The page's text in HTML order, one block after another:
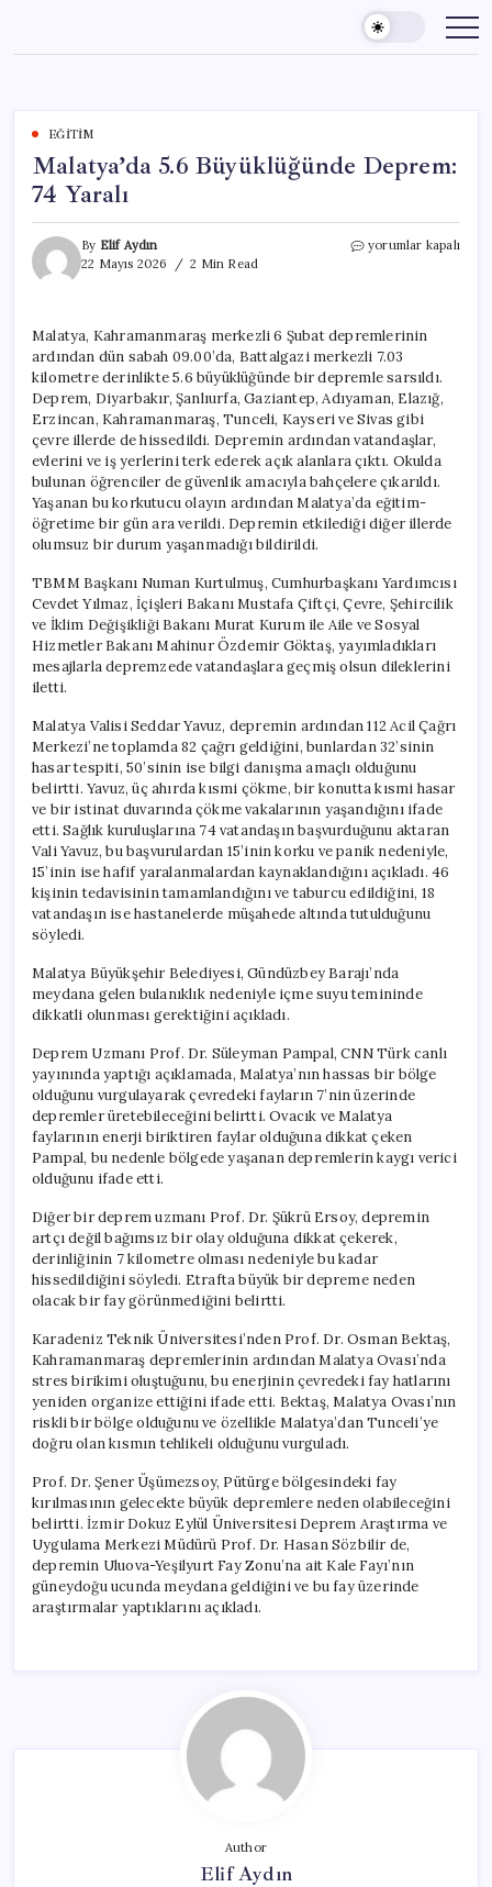
content
EĞITIM
Malatya’da 5.6 Büyüklüğünde Deprem:
74 Yaralı
By Elif Aydın
22 Mayıs 2026
2 Min Read
Malatya’da
Yaralı
için
yorumlar kapalı
Malatya, Kahramanmaraş merkezli 6 Şubat depremlerinin
ardından dün sabah 09.00’da, Battalgazi merkezli 7.03
kilometre derinlikte 5.6 büyüklüğünde bir depremle sarsıldı.
Deprem, Diyarbakır, Şanlıurfa, Gaziantep, Adıyaman, Elazığ,
Erzincan, Kahramanmaraş, Tunceli, Kayseri ve Sivas gibi
çevre illerde de hissedildi. Depremin ardından vatandaşlar,
evlerini ve iş yerlerini terk ederek açık alanlara çıktı. Okulda
bulunan öğrenciler de güvenlik amacıyla bahçelere çıkarıldı.
Yaşanan bu korkutucu olayın ardından Malatya’da eğitim-
öğretime bir gün ara verildi. Depremin etkilediği diğer illerde
olumsuz bir durum yaşanmadığı bildirildi.
TBMM Başkanı Numan Kurtulmuş, Cumhurbaşkanı Yardımcısı
Cevdet Yılmaz, İçişleri Bakanı Mustafa Çiftçi, Çevre, Şehircilik
ve İklim Değişikliği Bakanı Murat Kurum ile Aile ve Sosyal
Hizmetler Bakanı Mahinur Özdemir Göktaş, yayımladıkları
mesajlarla depremzede vatandaşlara geçmiş olsun dileklerini
iletti.
Malatya Valisi Seddar Yavuz, depremin ardından 112 Acil Çağrı
Merkezi’ne toplamda 82 çağrı geldiğini, bunlardan 32’sinin
hasar tespiti, 50’sinin ise bilgi danışma amaçlı olduğunu
belirtti. Yavuz, üç ahırda kısmi çökme, bir konutta kısmi hasar
ve bir istinat duvarında çökme vakalarının yaşandığını ifade
etti. Sağlık kuruluşlarına 74 vatandaşın başvurduğunu aktaran
Vali Yavuz, bu başvurulardan 15’inin korku ve panik nedeniyle,
15’inin ise hafif yaralanmalardan kaynaklandığını açıkladı. 46
kişinin tedavisinin tamamlandığını ve taburcu edildiğini, 18
vatandaşın ise hastanelerde müşahede altında tutulduğunu
söyledi.
Malatya Büyükşehir Belediyesi, Gündüzbey Barajı’nda
meydana gelen bulanıklık nedeniyle içme suyu temininde
dikkatli olunması gerektiğini açıkladı.
Deprem Uzmanı Prof. Dr. Süleyman Pampal, CNN Türk canlı
yayınında yaptığı açıklamada, Malatya’nın hassas bir bölge
olduğunu vurgulayarak çevredeki fayların 7’nin üzerinde
depremler üretebileceğini belirtti. Ovacık ve Malatya
faylarının enerji biriktiren faylar olduğuna dikkat çeken
Pampal, bu nedenle bölgede yaşanan depremlerin kaygı verici
olduğunu ifade etti.
Diğer bir deprem uzmanı Prof. Dr. Şükrü Ersoy, depremin
artçı değil bağımsız bir olay olduğuna dikkat çekerek,
derinliğinin 7 kilometre olması nedeniyle bu kadar
hissedildiğini söyledi. Etrafta büyük bir depreme neden
olacak bir fay görünmediğini belirtti.
Karadeniz Teknik Üniversitesi’nden Prof. Dr. Osman Bektaş,
Kahramanmaraş depremlerinin ardından Malatya Ovası’nda
stres birikimi oluştuğunu, bu enerjinin çevredeki fay hatlarını
yeniden organize ettiğini ifade etti. Bektaş, Malatya Ovası’nın
riskli bir bölge olduğunu ve özellikle Malatya’dan Tunceli’ye
doğru olan kısmın tehlikeli olduğunu vurguladı.
Prof. Dr. Şener Üşümezsoy, Pütürge bölgesindeki fay
kırılmasının gelecekte büyük depremlere neden olabileceğini
belirtti. İzmir Dokuz Eylül Üniversitesi Deprem Araştırma ve
Uygulama Merkezi Müdürü Prof. Dr. Hasan Sözbilir de,
depremin Uluova-Yeşilyurt Fay Zonu’na ait Kale Fayı’nın
güneydoğu ucunda meydana geldiğini ve bu fay üzerinde
araştırmalar yaptıklarını açıkladı.
Author
Elif Aydın